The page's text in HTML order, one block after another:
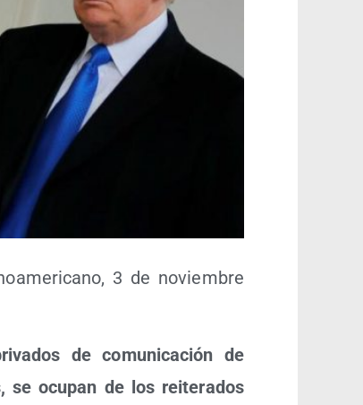
3 de noviem­bre
de comu­ni­ca­ción de
se ocu­pan de los reite­ra­dos